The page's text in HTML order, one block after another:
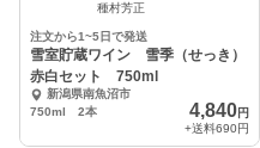
種村芳正
注文から1~5日で発送
雪室貯蔵ワイン 雪季（せっき）
赤白セット 750ml
新潟県南魚沼市
750ml 2本
4,840円
+送料690円